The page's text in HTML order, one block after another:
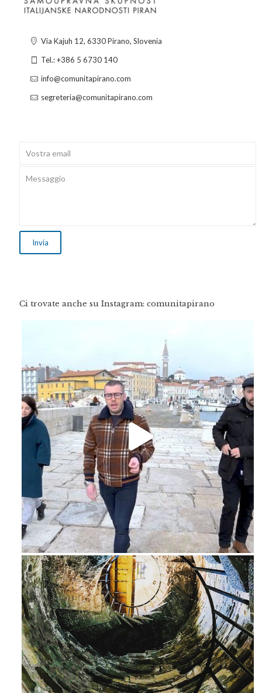
Via Kajuh 12, 6330 Pirano, Slovenia
Tel.: +386 5 6730 140
info@comunitapirano.com
segreteria@comunitapirano.com
Ci trovate anche su Instagram: comunitapirano
Feb 16